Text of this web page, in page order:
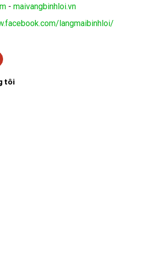
- maivangbinhloi.vn
langmaibinhloi/
tôi